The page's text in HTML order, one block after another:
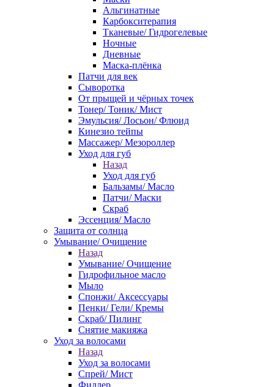
Альгинатные
Карбокситерапия
Тканевые/ Гидрогелевые
Ночные
Дневные
Маска-плёнка
Патчи для век
Сыворотка
От прыщей и чёрных точек
Тонер/ Тоник/ Мист
Эмульсия/ Лосьон/ Флюид
Кинезио тейпы
Массажер/ Мезороллер
Уход для губ
Назад
Уход для губ
Бальзамы/ Масло
Патчи/ Маски
Скраб
Эссенция/ Масло
Защита от солнца
Умывание/ Очищение
Назад
Умывание/ Очищение
Гидрофильное масло
Мыло
Спонжи/ Аксессуары
Пенки/ Гели/ Кремы
Скраб/ Пилинг
Снятие макияжа
Уход за волосами
Назад
Уход за волосами
Спрей/ Мист
Филлер